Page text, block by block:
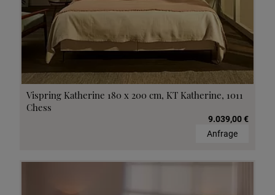
Vispring Katherine 180 x 200 cm, KT Katherine, 1011
Chess
9.039,00 €
Anfrage